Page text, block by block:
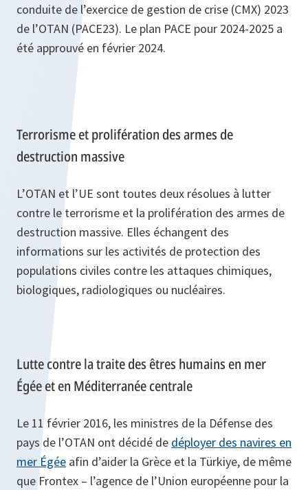
conduite de l’exercice de gestion de crise (CMX) 2023
de l’OTAN (PACE23). Le plan PACE pour 2024-2025 a
été approuvé en février 2024.
Terrorisme et prolifération des armes de
destruction massive
L’OTAN et l’UE sont toutes deux résolues à lutter
contre le terrorisme et la prolifération des armes de
destruction massive. Elles échangent des
informations sur les activités de protection des
populations civiles contre les attaques chimiques,
biologiques, radiologiques ou nucléaires.
Lutte contre la traite des êtres humains en mer
Égée et en Méditerranée centrale
Le 11 février 2016, les ministres de la Défense des
pays de l’OTAN ont décidé de déployer des navires en
mer Égée afin d’aider la Grèce et la Türkiye, de même
que Frontex – l’agence de l’Union européenne pour la